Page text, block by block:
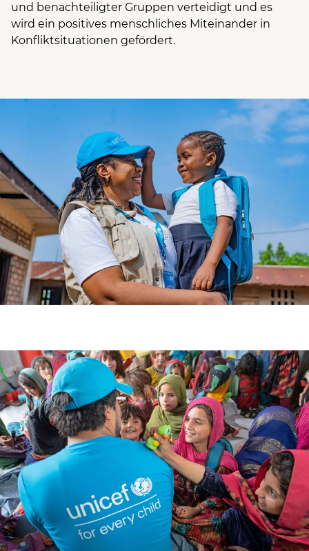
und benachteiligter Gruppen verteidigt und es
wird ein positives menschliches Miteinander in
Konfliktsituationen gefördert.